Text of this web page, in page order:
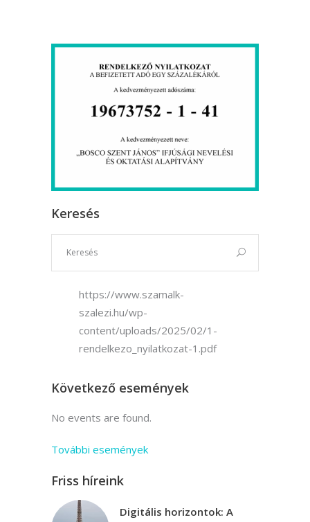
Keresés
https://www.szamalk-
szalezi.hu/wp-
content/uploads/2025/02/1-
rendelkezo_nyilatkozat-1.pdf
Következő események
No events are found.
További események
Friss híreink
Digitális horizontok: A